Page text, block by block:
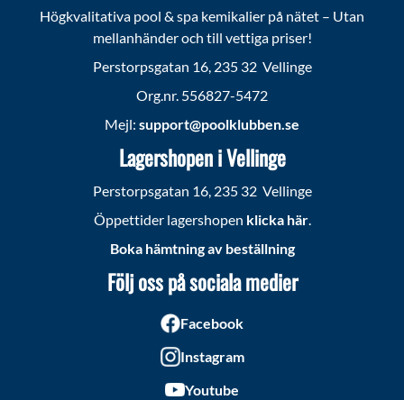
Högkvalitativa pool & spa kemikalier på nätet – Utan
mellanhänder och till vettiga priser!
Perstorpsgatan 16, 235 32 Vellinge
Org.nr. 556827-5472
Mejl: support@poolklubben.se
Lagershopen i Vellinge
Perstorpsgatan 16, 235 32 Vellinge
Öppettider lagershopen klicka här.
Boka hämtning av beställning
Följ oss på sociala medier
Facebook
Instagram
Youtube